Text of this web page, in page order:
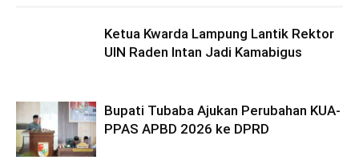
Ketua Kwarda Lampung Lantik Rektor
UIN Raden Intan Jadi Kamabigus
Bupati Tubaba Ajukan Perubahan KUA-
PPAS APBD 2026 ke DPRD